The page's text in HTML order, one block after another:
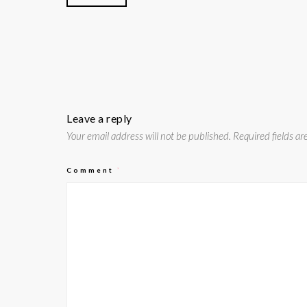
Leave a reply
Your email address will not be published. Required fields
Comment *